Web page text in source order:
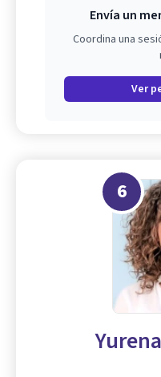
Envía un
Coordina una
Ver
6